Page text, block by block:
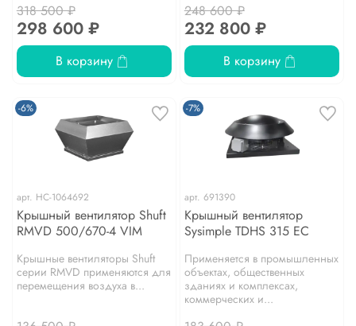
318 500 ₽
298 600 ₽
В корзину
248 600 ₽
232 800 ₽
В корзину
-6%
арт. НС-1064692
Крышный вентилятор Shuft
RMVD 500/670-4 VIM
Крышные вентиляторы Shuft
серии RMVD применяются для
перемещения воздуха в...
-7%
арт. 691390
Крышный вентилятор
Sysimple TDHS 315 EC
Применяется в промышленных
объектах, общественных
зданиях и комплексах,
коммерческих и...